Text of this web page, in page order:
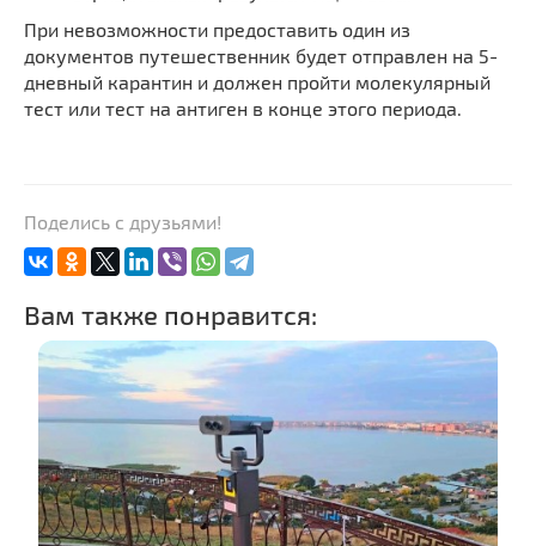
При невозможности предоставить один из
документов путешественник будет отправлен на 5-
дневный карантин и должен пройти молекулярный
тест или тест на антиген в конце этого периода.
Поделись с друзьями!
Вам также понравится: